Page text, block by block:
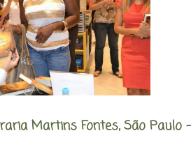
Martins Fontes, São Paulo